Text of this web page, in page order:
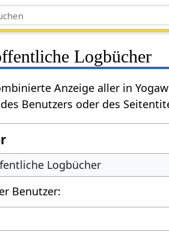
Logbücher
Anzeige aller in
Benutzers oder des
Logbücher
Benutzer: